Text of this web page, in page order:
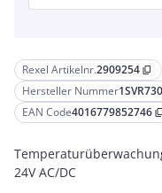
Rexel Artikelnr.2909254 content_copy
Hersteller Nummer
EAN Code4016779852746 content_copy
24V AC/DC